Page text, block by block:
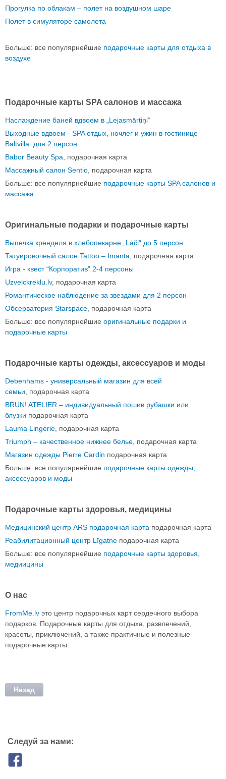
Прогулка по облакам – полет на воздушном шаре
Полет в симуляторе самолета
Больше: все популярнейшие подарочные карты для отдыха в
воздухе
Подарочные карты SPA салонов и массажа
Наслаждение баней вдвоем в „Lejasmārtiņi“
Выходные вдвоем - SPA отдых, ночлег и ужин в гостинице
Baltvilla для 2 персон
Babor Beauty Spa , подарочная карта
Массажный салон Sentio , подарочная карта
Больше: все популярнейшие подарочные карты SPA салонов и
массажа
Оригинальные подарки и подарочные карты
Выпечка кренделя в хлебопекарне „Lāči“ до 5 персон
Татуировочный салон Tattoo – Imanta , подарочная карта
Игра - квест “Корпоратив” 2-4 персоны
Uzvelckreklu.lv, подарочная карта
Романтическое наблюдение за звездами для 2 персон
Обсерватория Starspace , подарочная карта
Больше: все популярнейшие оригинальные подарки и
подарочные карты
Подарочные карты одежды, аксессуаров и моды
Debenhams - универсальный магазин для всей
семьи , подарочная карта
BRUN! ATELIER – индивидуальный пошив рубашки или
блузки подарочная карта
Lauma Lingerie , подарочная карта
Triumph – качественное нижнее белье , подарочная карта
Магазин одежды Pierre Cardin подарочная карта
Больше: все популярнейшие подарочные карты одежды,
аксессуаров и моды
Подарочные карты здоровья, медицины
Медицинский центр ARS подарочная карта подарочная карта
Реабилитационный центр Līgatne подарочная карта
Больше: все популярнейшие подарочные карты здоровья,
медиицины
О нас
FromMe.lv это центр подарочных карт сердечного выбора
подарков. Подарочные карты для отдыха, развлечений,
красоты, приключений, а также практичные и полезные
подарочные карты.
Назад
Следуй за нами: